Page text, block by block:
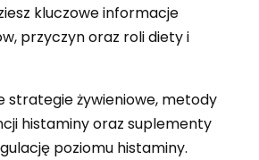
kluczowe informacje
przyczyn oraz roli diety i
strategie żywieniowe, metody
histaminy oraz suplementy
poziomu histaminy.